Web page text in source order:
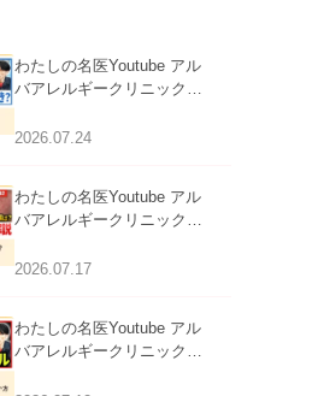
わたしの名医Youtube アル
バアレルギークリニック札
える男性へ｜医師が教える
2026.07.24
わたしの名医Youtube アル
バアレルギークリニック札
跡にVビームは効く？向い
2026.07.17
わたしの名医Youtube アル
バアレルギークリニック札